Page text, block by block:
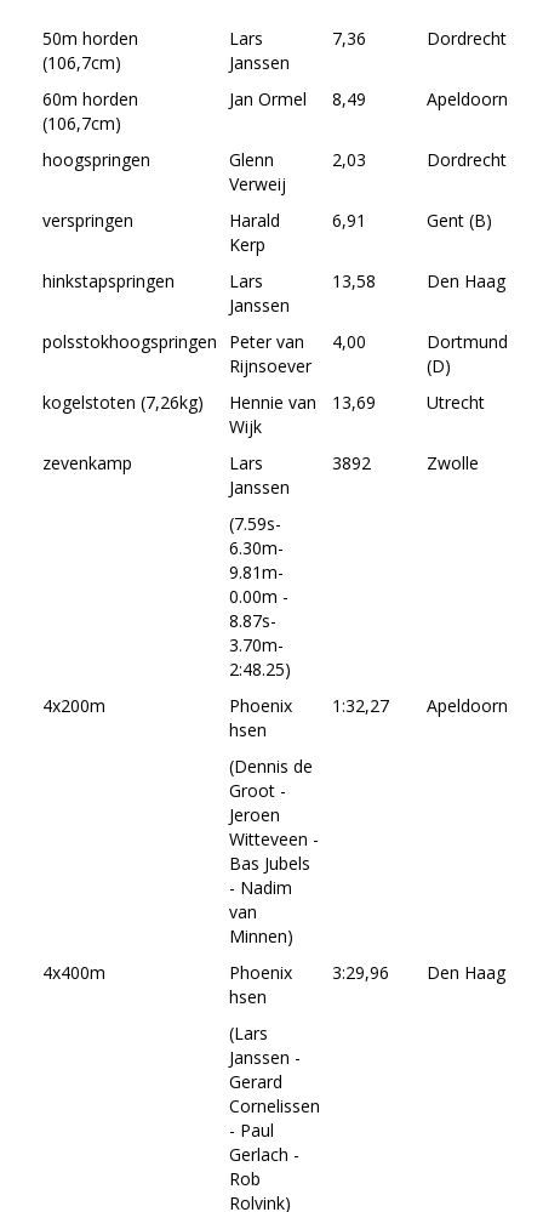
50m horden
(106,7cm)
Lars
Janssen
7,36 Dordrecht
60m horden
(106,7cm)
Jan Ormel 8,49 Apeldoorn
hoogspringen
Glenn
Verweij
2,03 Dordrecht
verspringen
Harald
Kerp
6,91 Gent (B)
hinkstapspringen
Lars
Janssen
13,58 Den Haag
polsstokhoogspringen
Peter van
Rijnsoever
4,00
Dortmund
(D)
kogelstoten (7,26kg)
Hennie van
Wijk
13,69 Utrecht
zevenkamp
Lars
Janssen
3892 Zwolle
(7.59s-
6.30m-
9.81m-
0.00m -
8.87s-
3.70m-
2:48.25)
4x200m
Phoenix
hsen
1:32,27 Apeldoorn
(Dennis de
Groot -
Jeroen
Witteveen -
Bas Jubels
- Nadim
van
Minnen)
4x400m
Phoenix
hsen
3:29,96 Den Haag
(Lars
Janssen -
Gerard
Cornelissen
- Paul
Gerlach -
Rob
Rolvink)